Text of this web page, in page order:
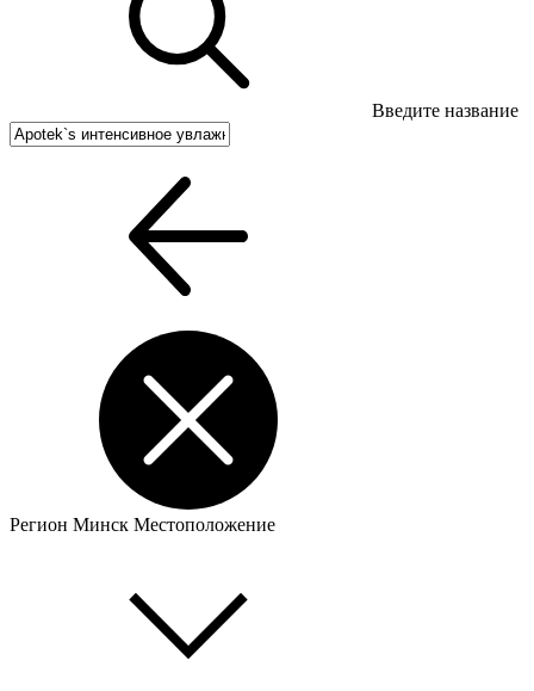
Введите название
Регион Минск Местоположение